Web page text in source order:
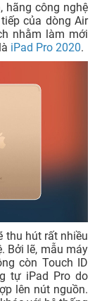
hãng công nghệ
của dòng Air
nhằm làm mới
iPad Pro 2020.
thu hút rất nhiều
Bởi lẽ, mẫu máy
còn Touch ID
tự iPad Pro do
lên nút nguồn.